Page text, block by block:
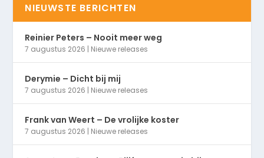
NIEUWSTE BERICHTEN
Reinier Peters – Nooit meer weg
7 augustus 2026 | Nieuwe releases
Derymie – Dicht bij mij
7 augustus 2026 | Nieuwe releases
Frank van Weert – De vrolijke koster
7 augustus 2026 | Nieuwe releases